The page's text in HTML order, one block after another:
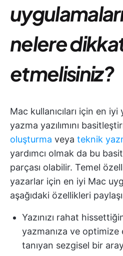
nelere
etmelisiniz?
Mac kullanıcıları için en
yazma yazılımını
oluşturma veya teknik
yardımcı olmak da bu
parçası olabilir. Temel
yazarlar için en iyi Mac
aşağıdaki özellikleri
Yazınızı rahat
yazmanıza ve
tanıyan sezgisel bir